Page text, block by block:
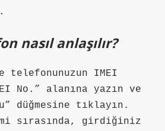
nasıl anlaşılır?
IMEI
No.” alanına yazın ve
düğmesine tıklayın.
sırasında, girdiğiniz